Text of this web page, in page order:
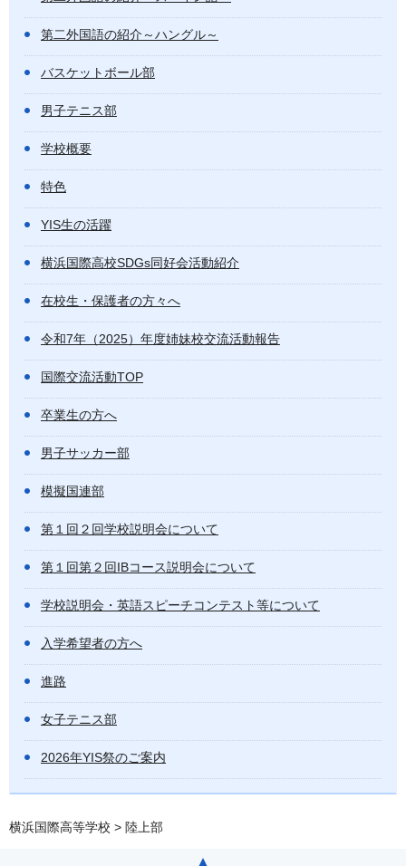
第二外国語の紹介～ハングル～
バスケットボール部
男子テニス部
学校概要
特色
YIS生の活躍
横浜国際高校SDGs同好会活動紹介
在校生・保護者の方々へ
令和7年（2025）年度姉妹校交流活動報告
国際交流活動TOP
卒業生の方へ
男子サッカー部
模擬国連部
第１回２回学校説明会について
第１回第２回IBコース説明会について
学校説明会・英語スピーチコンテスト等について
入学希望者の方へ
進路
女子テニス部
2026年YIS祭のご案内
横浜国際高等学校 > 陸上部